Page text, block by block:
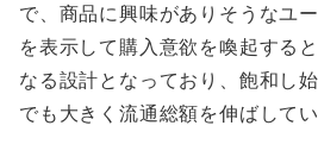
で、商品に興味がありそうなユ
を表示して購入意欲を喚起する
なる設計となっており、飽和し
でも大きく流通総額を伸ばしてい